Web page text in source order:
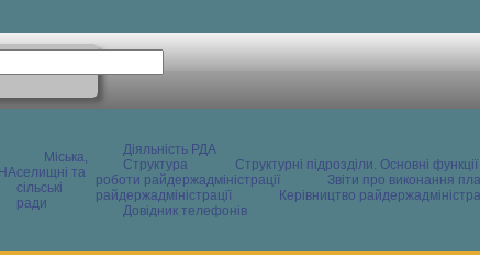
Міська,
селищні та
сільські
ради
Діяльність РДА
Структура
Структурні підрозділи. Основні функції
роботи райдержадміністрації
Звіти про виконання
райдержадміністрації
Керівництво
Довідник телефонів